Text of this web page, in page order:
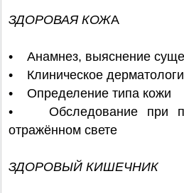
ЗДОРОВАЯ КОЖА
• Анамнез, выяснение
• Клиническое
• Определение типа кожи
• Обследование при
отражённом свете
ЗДОРОВЫЙ КИШЕЧНИК